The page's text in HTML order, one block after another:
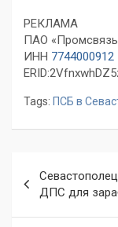
РЕКЛАМА
ПАО
ИНН 7744000912
Tags: ПСБ в
по
записям
ДПС для